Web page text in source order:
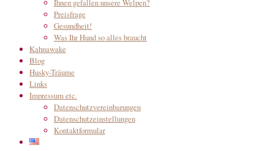
Ihnen gefallen unsere Welpen?
Preisfrage
Gesundheit!
Was Ihr Hund so alles braucht
Kahnawake
Blog
Husky-Träume
Links
Impressum etc.
Datenschutzvereinbarungen
Datenschutzeinstellungen
Kontaktformular